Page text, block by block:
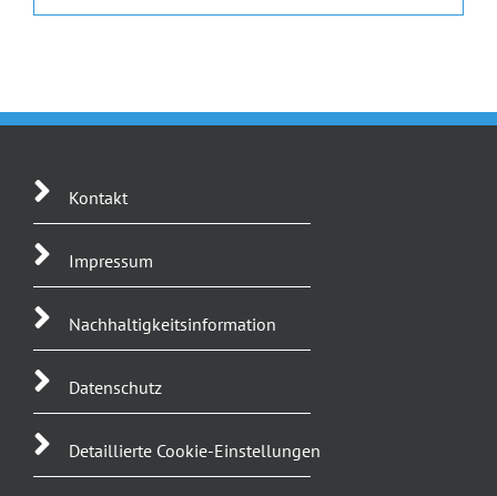
Kontakt
Impressum
Nachhaltigkeitsinformation
Datenschutz
Detaillierte Cookie-Einstellungen